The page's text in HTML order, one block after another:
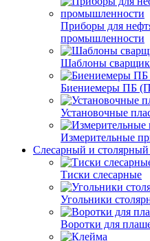
Приборы для
промышленности
Шаблоны
Биениемеры ПБ
Установочные
Измерительные
Слесарный и
Тиски слесарные
Угольники
Воротки для